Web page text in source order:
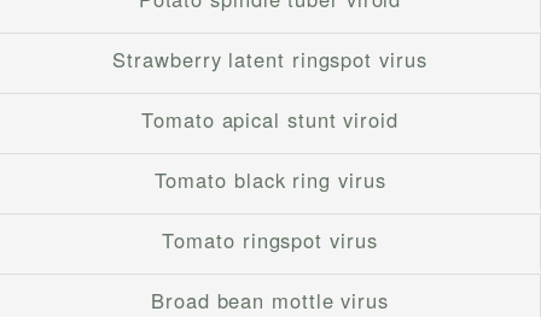
Strawberry latent ringspot virus
Tomato apical stunt viroid
Tomato black ring virus
Tomato ringspot virus
Broad bean mottle virus